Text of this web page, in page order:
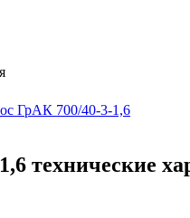
ГрАК 700/40-3-1,6
технические